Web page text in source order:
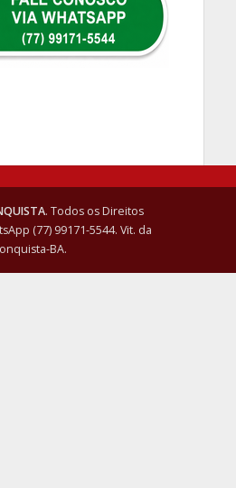
. Todos os Direitos
(77) 99171-5544. Vit. da
BA.